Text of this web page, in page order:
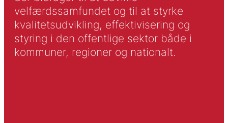
velfærdssamfundet og til at styrke
kvalitetsudvikling, effektivisering og
styring i den offentlige sektor både i
kommuner, regioner og nationalt.